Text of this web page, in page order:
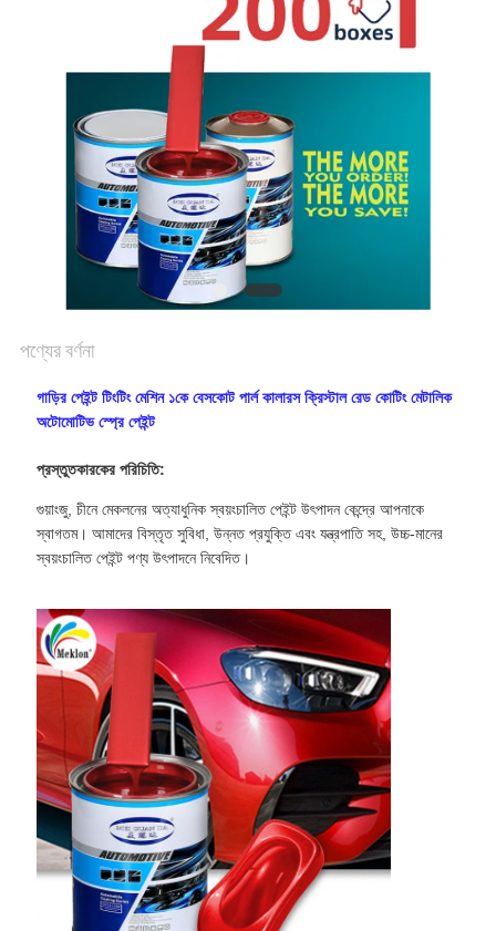
গোপনীয়তা
নীতি
পণ্যের বর্ণনা
গাড়ির পেইন্ট টিংটিং মেশিন ১কে বেসকোট পার্ল কালারস ক্রিস্টাল রেড কোটিং মেটালিক
অটোমোটিভ স্প্রে পেইন্ট
প্রস্তুতকারকের পরিচিতি:
গুয়াংজু, চীনে মেকলনের অত্যাধুনিক স্বয়ংচালিত পেইন্ট উৎপাদন কেন্দ্রে আপনাকে
স্বাগতম। আমাদের বিস্তৃত সুবিধা, উন্নত প্রযুক্তি এবং যন্ত্রপাতি সহ, উচ্চ-মানের
স্বয়ংচালিত পেইন্ট পণ্য উৎপাদনে নিবেদিত।